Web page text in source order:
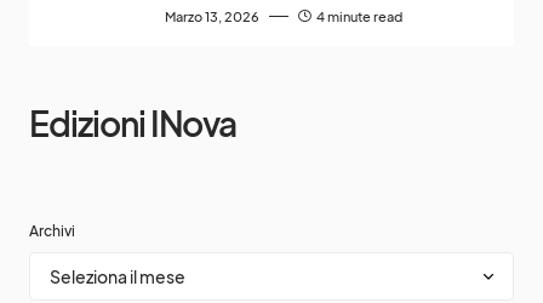
Marzo 13, 2026 4 minute read
Edizioni INova
Archivi